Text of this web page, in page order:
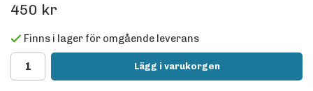
450 kr
Finns i lager för omgående leverans
Lägg i varukorgen